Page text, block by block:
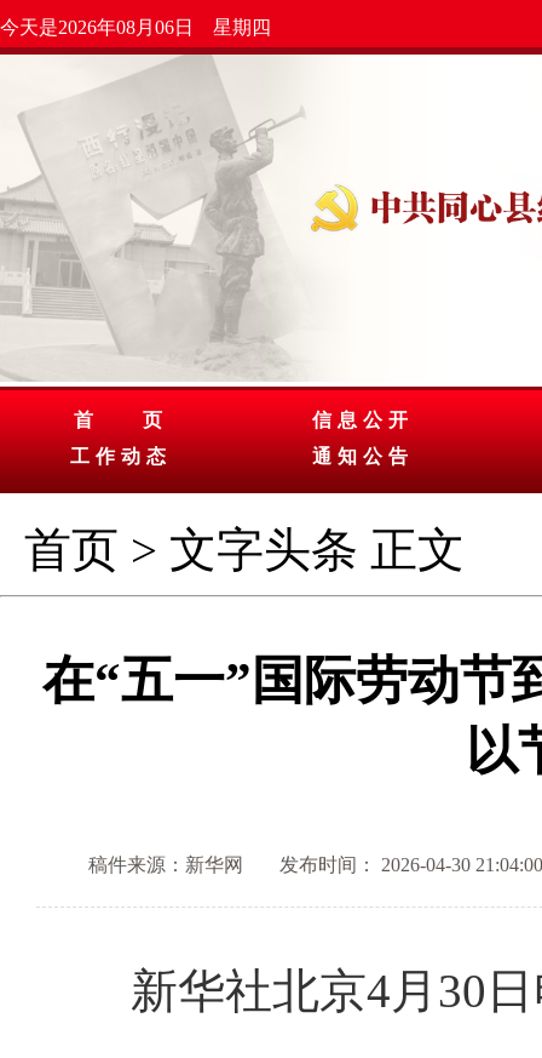
今天是2026年08月06日 星期四
首 页
工作动态
信息公开
通知公告
首页 > 文字头条 正文
在“五一”国际劳动节
以
稿件来源：新华网 发布时间： 2026-04-30 21:04:00
新华社北京4月30日